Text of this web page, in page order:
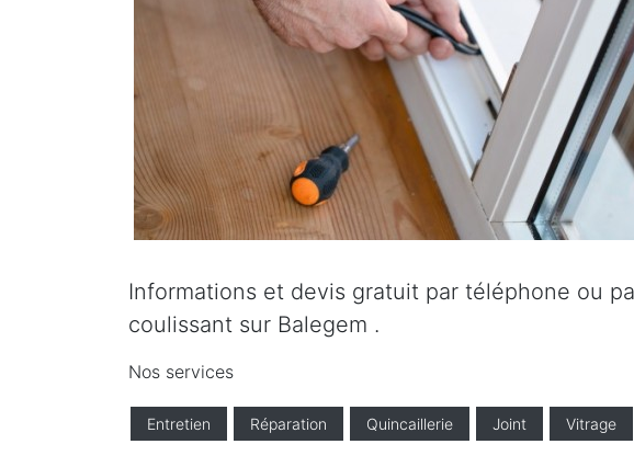
Informations et devis gratuit par téléphone ou
coulissant sur Balegem .
Nos services
Entretien Réparation Quincaillerie Joint Vitrage